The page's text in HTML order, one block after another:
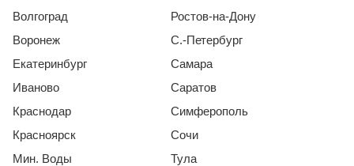
Волгоград
Воронеж
Екатеринбург
Иваново
Краснодар
Красноярск
Мин. Воды
Ростов-на-Дону
С.-Петербург
Самара
Саратов
Симферополь
Сочи
Тула